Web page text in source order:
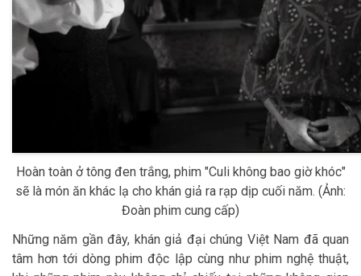
Hoàn toàn ở tông đen trắng, phim "Culi không bao giờ khóc"
sẽ là món ăn khác lạ cho khán giả ra rạp dịp cuối năm. (Ảnh:
Đoàn phim cung cấp)
Những năm gần đây, khán giả đại chúng Việt Nam đã quan
tâm hơn tới dòng phim độc lập cùng như phim nghệ thuật,